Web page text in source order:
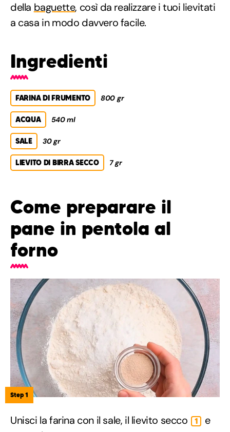
della baguette, così da realizzare i tuoi lievitati
a casa in modo davvero facile.
Ingredienti
FARINA DI FRUMENTO 800 gr
ACQUA 540 ml
SALE 30 gr
LIEVITO DI BIRRA SECCO 7 gr
Come preparare il
pane in pentola al
forno
Step 1
Unisci la farina con il sale, il lievito secco 1
e